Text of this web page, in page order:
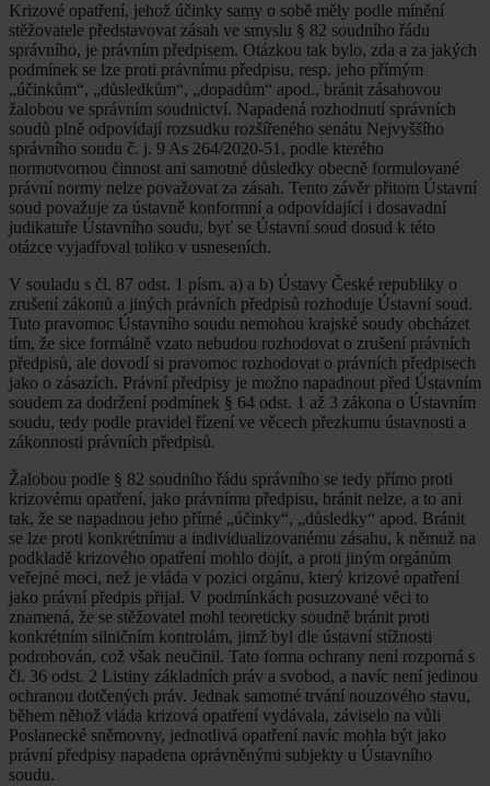
Krizové opatření, jehož účinky samy o sobě měly podle mínění
stěžovatele představovat zásah ve smyslu § 82 soudního řádu
správního, je právním předpisem. Otázkou tak bylo, zda a za jakých
podmínek se lze proti právnímu předpisu, resp. jeho přímým
„účinkům“, „důsledkům“, „dopadům“ apod., bránit zásahovou
žalobou ve správním soudnictví. Napadená rozhodnutí správních
soudů plně odpovídají rozsudku rozšířeného senátu Nejvyššího
správního soudu č. j. 9 As 264/2020-51, podle kterého
normotvornou činnost ani samotné důsledky obecně formulované
právní normy nelze považovat za zásah. Tento závěr přitom Ústavní
soud považuje za ústavně konformní a odpovídající i dosavadní
judikatuře Ústavního soudu, byť se Ústavní soud dosud k této
otázce vyjadřoval toliko v usneseních.
V souladu s čl. 87 odst. 1 písm. a) a b) Ústavy České republiky o
zrušení zákonů a jiných právních předpisů rozhoduje Ústavní soud.
Tuto pravomoc Ústavního soudu nemohou krajské soudy obcházet
tím, že sice formálně vzato nebudou rozhodovat o zrušení právních
předpisů, ale dovodí si pravomoc rozhodovat o právních předpisech
jako o zásazích. Právní předpisy je možno napadnout před Ústavním
soudem za dodržení podmínek § 64 odst. 1 až 3 zákona o Ústavním
soudu, tedy podle pravidel řízení ve věcech přezkumu ústavnosti a
zákonnosti právních předpisů.
Žalobou podle § 82 soudního řádu správního se tedy přímo proti
krizovému opatření, jako právnímu předpisu, bránit nelze, a to ani
tak, že se napadnou jeho přímé „účinky“, „důsledky“ apod. Bránit
se lze proti konkrétnímu a individualizovanému zásahu, k němuž na
podkladě krizového opatření mohlo dojít, a proti jiným orgánům
veřejné moci, než je vláda v pozici orgánu, který krizové opatření
jako právní předpis přijal. V podmínkách posuzované věci to
znamená, že se stěžovatel mohl teoreticky soudně bránit proti
konkrétním silničním kontrolám, jimž byl dle ústavní stížnosti
podrobován, což však neučinil. Tato forma ochrany není rozporná s
čl. 36 odst. 2 Listiny základních práv a svobod, a navíc není jedinou
ochranou dotčených práv. Jednak samotné trvání nouzového stavu,
během něhož vláda krizová opatření vydávala, záviselo na vůli
Poslanecké sněmovny, jednotlivá opatření navíc mohla být jako
právní předpisy napadena oprávněnými subjekty u Ústavního
soudu.